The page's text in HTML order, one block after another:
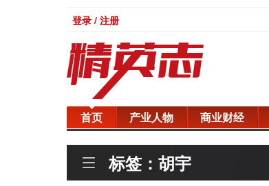
登录 / 注册
首页 产业人物 商业财经
标签：胡宇